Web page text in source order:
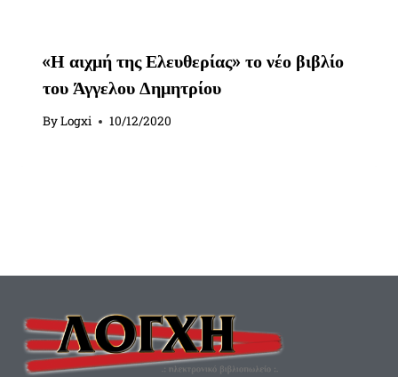
«Η αιχμή της Ελευθερίας» το νέο βιβλίο
του Άγγελου Δημητρίου
ByLogxi 10/12/2020